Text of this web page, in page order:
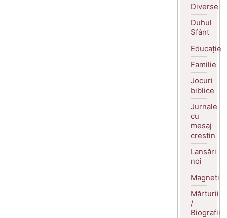
Diverse
Duhul
Sfânt
Educație
Familie
Jocuri
biblice
Jurnale
cu
mesaj
crestin
Lansări
noi
Magneti
Mărturii
/
Biografii